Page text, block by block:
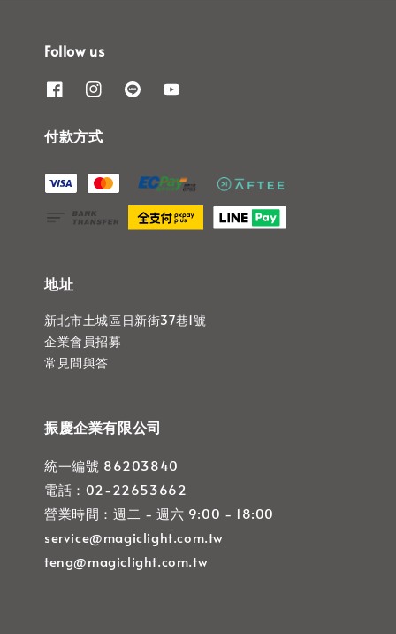
Follow us
付款方式
地址
新北市土城區日新街37巷1號
企業會員招募
常見問與答
振慶企業有限公司
統一編號 86203840
電話：02-22653662
營業時間：週二 - 週六 9:00 - 18:00
service@magiclight.com.tw
teng@magiclight.com.tw